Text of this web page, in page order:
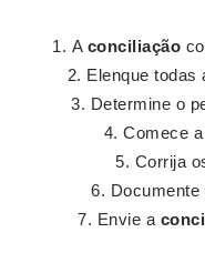
A conciliação
Elenque todas
Determine o
Comece
Corrija
Envie a